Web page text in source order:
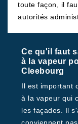
toute façon, il
autorités
Ce qu'il faut
à la vapeur
Cleebourg
Il est important
à la vapeur qui
les façades. Il